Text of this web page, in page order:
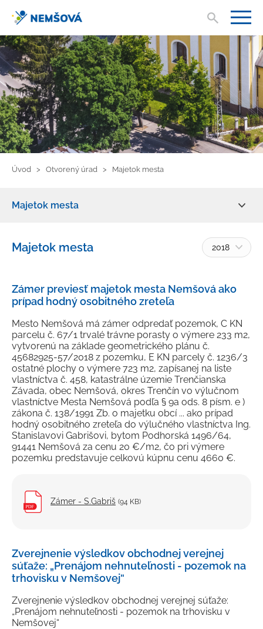
Úvod Otvorený úrad Majetok mesta
Majetok mesta
Žiadosť o informácie
Rozpočet
Verejné obstarávanie
Majetok mesta
Výberové konania, pracovné ponuky
Tlačivá a formuláre
Cenníky mesta
Smernice a dokumenty mesta
Úradná tabuľa
Transparentný účet
Majetok mesta 2018
Zámer previesť majetok mesta Nemšová ako
prípad hodný osobitného zreteľa
Mesto Nemšová má zámer odpredať pozemok, C KN
parcelu č. 67/1 trvalé trávne porasty o výmere 233 m2,
vytvorenú na základe geometrického plánu č.
45682925-57/2018 z pozemku, E KN parcely č. 1236/3
ostatné plochy o výmere 723 m2, zapísanej na liste
vlastníctva č. 458, katastrálne územie Trenčianska
Závada, obec Nemšová, okres Trenčín vo výlučnom
vlastníctve Mesta Nemšová podľa § 9a ods. 8 písm. e )
zákona č. 138/1991 Zb. o majetku obcí ... ako prípad
hodný osobitného zreteľa do výlučného vlastníctva Ing.
Stanislavovi Gabrišovi, bytom Podhorská 1496/64,
91441 Nemšová za cenu 20 €/m2, čo pri výmere
pozemku predstavuje celkovú kúpnu cenu 4660 €.
Zámer - S.Gabriš (94 KB)
Zverejnenie výsledkov obchodnej verejnej
súťaže: „Prenájom nehnuteľnosti - pozemok na
trhovisku v Nemšovej“
Zverejnenie výsledkov obchodnej verejnej súťaže:
„Prenájom nehnuteľnosti - pozemok na trhovisku v
Nemšovej“